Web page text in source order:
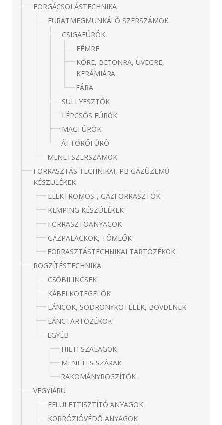
FORGÁCSOLÁSTECHNIKA
FURATMEGMUNKÁLÓ SZERSZÁMOK
CSIGAFÚRÓK
FÉMRE
KŐRE, BETONRA, ÜVEGRE,
KERÁMIÁRA
FÁRA
SÜLLYESZTŐK
LÉPCSŐS FÚRÓK
MAGFÚRÓK
ÁTTÖRŐFÚRÓ
MENETSZERSZÁMOK
FORRASZTÁS TECHNIKAI, PB GÁZÜZEMŰ
KÉSZÜLÉKEK
ELEKTROMOS-, GÁZFORRASZTÓK
KEMPING KÉSZÜLÉKEK
FORRASZTÓANYAGOK
GÁZPALACKOK, TÖMLŐK
FORRASZTÁSTECHNIKAI TARTOZÉKOK
RÖGZÍTÉSTECHNIKA
CSŐBILINCSEK
KÁBELKÖTEGELŐK
LÁNCOK, SODRONYKÖTELEK, BOVDENEK
LÁNCTARTOZÉKOK
EGYÉB
HILTI SZALAGOK
MENETES SZÁRAK
RAKOMÁNYRÖGZÍTŐK
VEGYIÁRU
FELÜLETTISZTÍTÓ ANYAGOK
KORRÓZIÓVÉDŐ ANYAGOK